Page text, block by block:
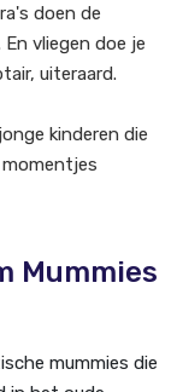
doen de
vliegen doe je
uiteraard.
kinderen die
Mummies
mummies die